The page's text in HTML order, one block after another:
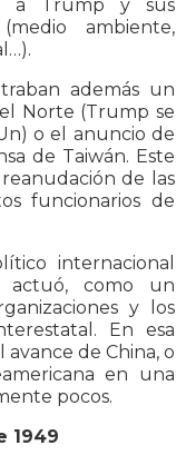
a Trump y sus
ambiente,
además un
Norte (Trump se
o el anuncio de
de Taiwán. Este
de las
funcionarios de
internacional
actuó, como un
y los
En esa
de China, o
en una
pocos.
1949